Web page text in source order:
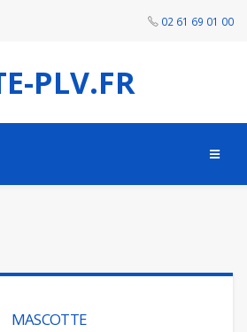
02 61 69 01 00
PLV.FR
MASCOTTE